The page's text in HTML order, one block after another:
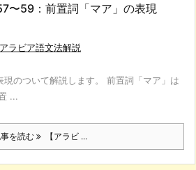
〜59：前置詞「マア」の表現
アラビア語文法解説
のついて解説します。 前置詞「マア」は
...
を読む 【アラビ ...